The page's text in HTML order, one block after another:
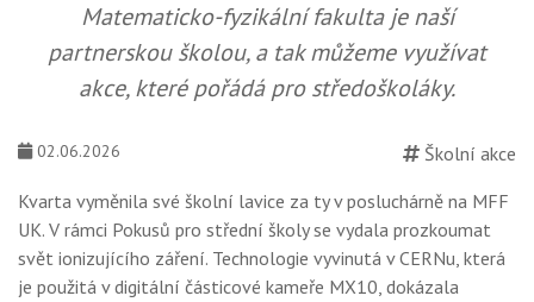
Matematicko-fyzikální fakulta je naší
partnerskou školou, a tak můžeme využívat
akce, které pořádá pro středoškoláky.
02.06.2026
Školní akce
Kvarta vyměnila své školní lavice za ty v posluchárně na MFF
UK. V rámci Pokusů pro střední školy se vydala prozkoumat
svět ionizujícího záření. Technologie vyvinutá v CERNu, která
je použitá v digitální částicové kameře MX10, dokázala